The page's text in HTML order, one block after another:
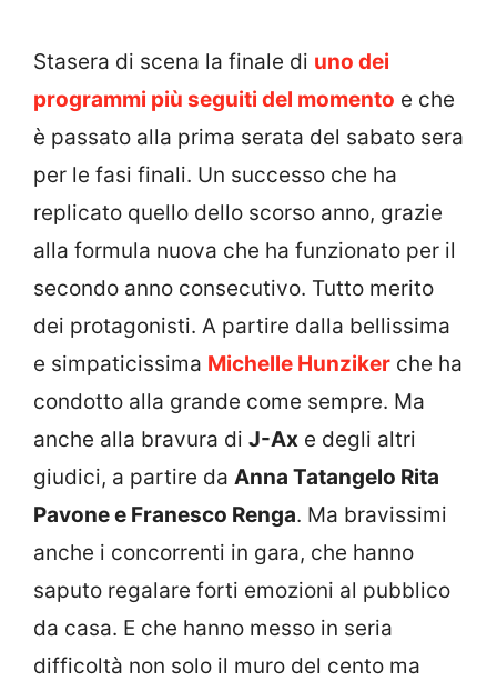
Stasera di scena la finale di uno dei
programmi più seguiti del momento e che
è passato alla prima serata del sabato sera
per le fasi finali. Un successo che ha
replicato quello dello scorso anno, grazie
alla formula nuova che ha funzionato per il
secondo anno consecutivo. Tutto merito
dei protagonisti. A partire dalla bellissima
e simpaticissima Michelle Hunziker che ha
condotto alla grande come sempre. Ma
anche alla bravura di J-Ax e degli altri
giudici, a partire da Anna Tatangelo Rita
Pavone e Franesco Renga. Ma bravissimi
anche i concorrenti in gara, che hanno
saputo regalare forti emozioni al pubblico
da casa. E che hanno messo in seria
difficoltà non solo il muro del cento ma